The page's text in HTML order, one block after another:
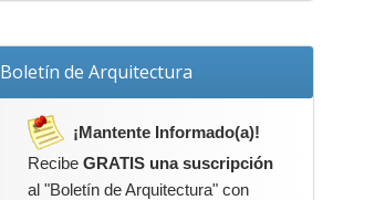
Boletín de Arquitectura
¡Mantente Informado(a)!
Recibe GRATIS una suscripción
al "Boletín de Arquitectura" con